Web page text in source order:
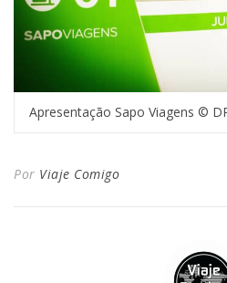
Apresentação Sapo Viagens ©
Por Viaje Comigo